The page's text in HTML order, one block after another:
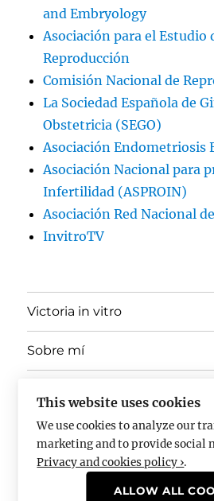
and Embryology
Asociación para el Estudio
Reproducción
Comisión Nacional de
La Sociedad Española de
Obstetricia (SEGO)
Asociación Endometriosis
Asociación Nacional para
Infertilidad (ASPROIN)
Asociación Red Nacional
InvitroTV
Victoria in vitro
Sobre mí
En los medios
Pregúntame
This website uses cookies
We use cookies to analyze our
marketing and to provide social
Privacy and cookies policy ›.
ALLOW ALL